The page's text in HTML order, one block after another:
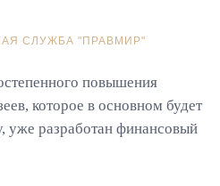
СЛУЖБА "ПРАВМИР"
повышения
которое в основном будет
уже разработан финансовый